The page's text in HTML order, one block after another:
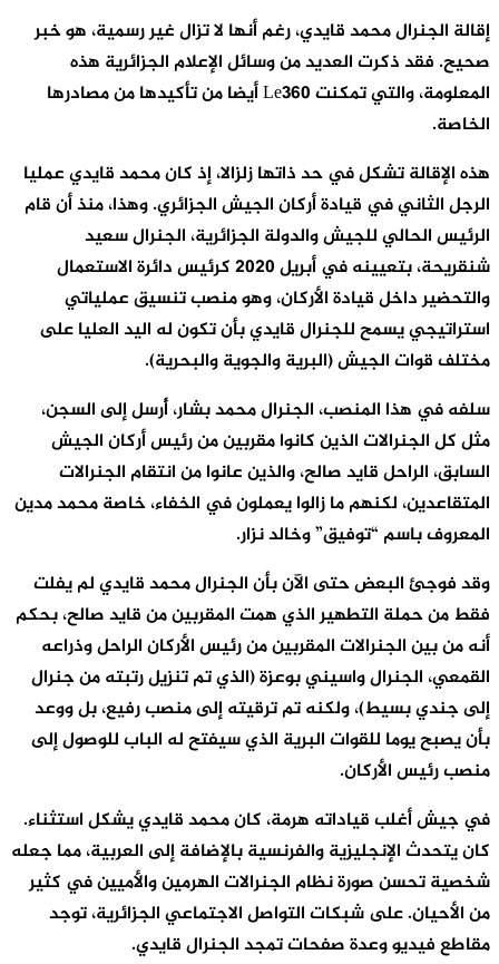
إقالة الجنرال محمد قايدي، رغم أنها لا تزال غير رسمية، هو خبر
صحيح. فقد ذكرت العديد من وسائل الإعلام الجزائرية هذه
المعلومة، والتي تمكنت Le360 أيضا من تأكيدها من مصادرها
الخاصة.
هذه الإقالة تشكل في حد ذاتها زلزالا، إذ كان محمد قايدي عمليا
الرجل الثاني في قيادة أركان الجيش الجزائري. وهذا، منذ أن قام
الرئيس الحالي للجيش والدولة الجزائرية، الجنرال سعيد
شنقريحة، بتعيينه في أبريل 2020 كرئيس دائرة الاستعمال
والتحضير داخل قيادة الأركان، وهو منصب تنسيق عملياتي
استراتيجي يسمح للجنرال قايدي بأن تكون له اليد العليا على
مختلف قوات الجيش (البرية والجوية والبحرية).
سلفه في هذا المنصب، الجنرال محمد بشار، أُرسل إلى السجن،
مثل كل الجنرالات الذين كانوا مقربين من رئيس أركان الجيش
السابق، الراحل قايد صالح، والذين عانوا من انتقام الجنرالات
المتقاعدين، لكنهم ما زالوا يعملون في الخفاء، خاصة محمد مدين
المعروف باسم “توفيق” وخالد نزار.
وقد فوجئ البعض حتى الآن بأن الجنرال محمد قايدي لم يفلت
فقط من حملة التطهير الذي همت المقربين من قايد صالح، بحكم
أنه من بين الجنرالات المقربين من رئيس الأركان الراحل وذراعه
القمعي، الجنرال واسيني بوعزة (الذي تم تنزيل رتبته من جنرال
إلى جندي بسيط)، ولكنه تم ترقيته إلى منصب رفيع، بل ووعد
بأن يصبح يوما للقوات البرية الذي سيفتح له الباب للوصول إلى
منصب رئيس الأركان.
في جيش أغلب قياداته هرمة، كان محمد قايدي يشكل استثناء.
كان يتحدث الإنجليزية والفرنسية بالإضافة إلى العربية، مما جعله
شخصية تحسن صورة نظام الجنرالات الهرمين والأميين في كثير
من الأحيان. على شبكات التواصل الاجتماعي الجزائرية، توجد
مقاطع فيديو وعدة صفحات تمجد الجنرال قايدي.